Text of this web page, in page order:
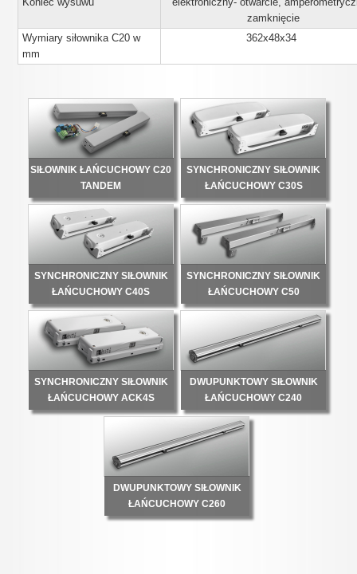
zamknięcie
Wymiary siłownika C20 w
mm
362x48x34
SIŁOWNIK ŁAŃCUCHOWY C20
TANDEM
SYNCHRONICZNY SIŁOWNIK
ŁAŃCUCHOWY C30S
SYNCHRONICZNY SIŁOWNIK
ŁAŃCUCHOWY C40S
SYNCHRONICZNY SIŁOWNIK
ŁAŃCUCHOWY C50
SYNCHRONICZNY SIŁOWNIK
ŁAŃCUCHOWY ACK4S
DWUPUNKTOWY SIŁOWNIK
ŁAŃCUCHOWY C240
DWUPUNKTOWY SIŁOWNIK
ŁAŃCUCHOWY C260